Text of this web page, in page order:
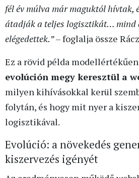
fél év múlva már maguktól hívtak,
átadják a teljes logisztikát… mind
elégedettek.”– foglalja össze
Ez a rövid példa
evolúción megy keresztül a
milyen kihívásokkal kerül
folytán, és hogy mit nyer a
logisztikával.
Evolúció: a növekedés
kiszervezés igényét